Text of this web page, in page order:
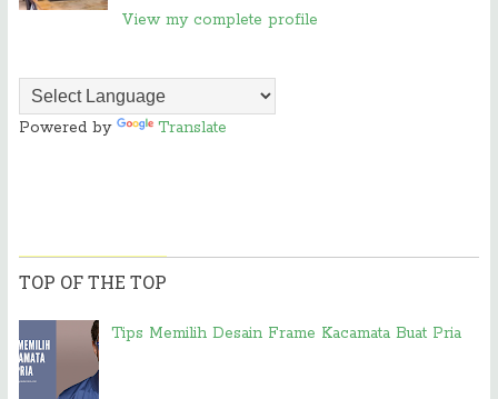
View my complete profile
Powered by Translate
TOP OF THE TOP
Tips Memilih Desain Frame Kacamata Buat Pria